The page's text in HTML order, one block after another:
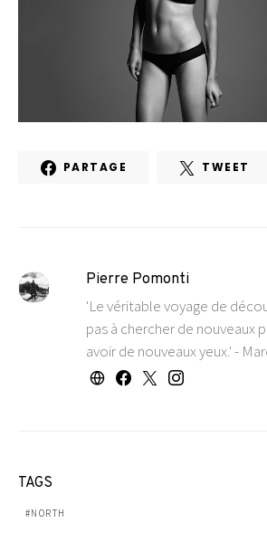
PARTAGE TWEET
Pierre Pomonti
'Le véritable voyage de
pas à chercher de nouveaux
avoir de nouveaux yeux.' -
TAGS
NORTH